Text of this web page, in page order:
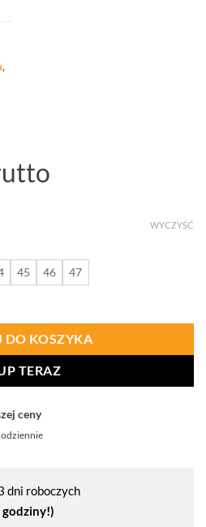
,
45 46 47
WYCZYŚĆ
DO KOSZYKA
TERAZ
ceny
dni roboczych